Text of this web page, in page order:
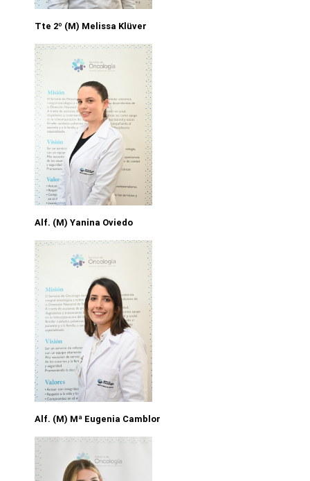
Tte 2º (M) Melissa Klüver
Alf. (M) Yanina Oviedo
Alf. (M) Mª Eugenia Camblor